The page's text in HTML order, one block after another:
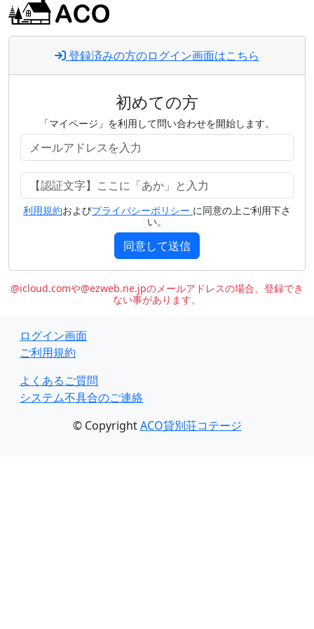
登録済みの方のログイン画面はこちら
初めての方
「マイページ」を利用して問い合わせを開始します。
利用規約およびプライバシーポリシー に同意の上ご利用下さ
い。
同意して送信
@icloud.comや@ezweb.ne.jpのメールアドレスの場合、登録でき
ない事があります。
ログイン画面
ご利用規約
よくあるご質問
システム不具合のご連絡
© CopyrightACO貸別荘コテージ